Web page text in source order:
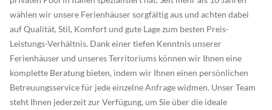
wählen wir unsere Ferienhäuser sorgfältig aus und achten dabei
auf Qualität, Stil, Komfort und gute Lage zum besten Preis-
Leistungs-Verhältnis. Dank einer tiefen Kenntnis unserer
Ferienhäuser und unseres Territoriums können wir Ihnen eine
komplette Beratung bieten, indem wir Ihnen einen persönlichen
Betreuungsservice für jede einzelne Anfrage widmen. Unser Team
steht Ihnen jederzeit zur Verfügung, um Sie über die ideale